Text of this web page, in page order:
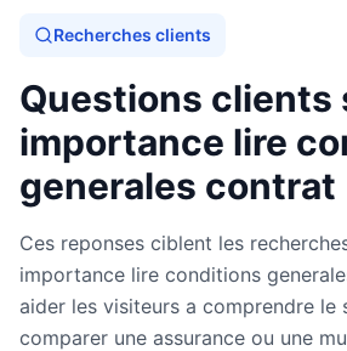
Recherches clients
Questions clients
importance lire
generales contrat
Ces reponses ciblent les
importance lire conditions
aider les visiteurs a comprendre le
comparer une assurance ou une